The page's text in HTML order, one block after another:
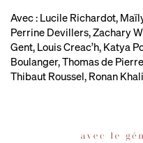
Avec : Lucile Richardot,
Perrine Devillers, Zachary
Gent, Louis Creac’h, Katya
Boulanger, Thomas de
Thibaut Roussel, Ronan